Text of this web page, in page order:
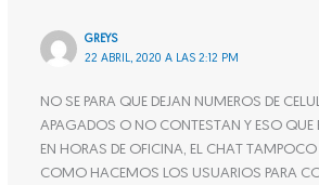
GREYS
22 ABRIL, 2020 A LAS 2:12 PM
NO SE PARA QUE DEJAN NUMEROS DE
APAGADOS O NO CONTESTAN Y ESO QUE
EN HORAS DE OFICINA, EL CHAT TAMPOCO
COMO HACEMOS LOS USUARIOS PARA